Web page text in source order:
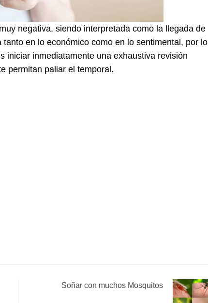
negativa, siendo interpretada como la llegada de
en lo económico como en lo sentimental, por lo
iniciar inmediatamente una exhaustiva revisión
permitan paliar el temporal.
Soñar con muchos Mosquitos